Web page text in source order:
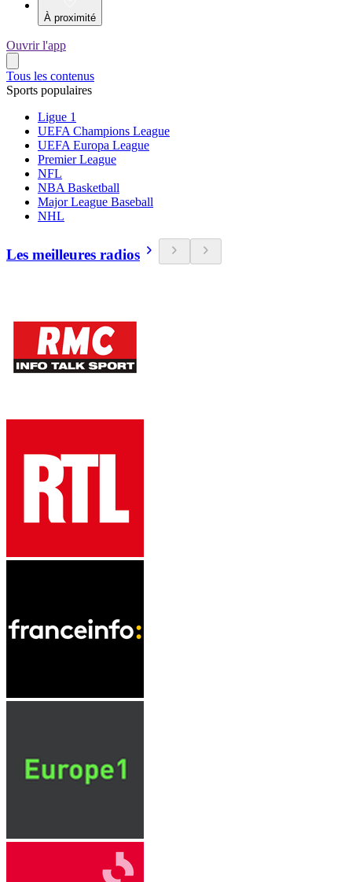
À proximité
Ouvrir l'app
Tous les contenus
Sports populaires
Ligue 1
UEFA Champions League
UEFA Europa League
Premier League
NFL
NBA Basketball
Major League Baseball
NHL
Les meilleures radios